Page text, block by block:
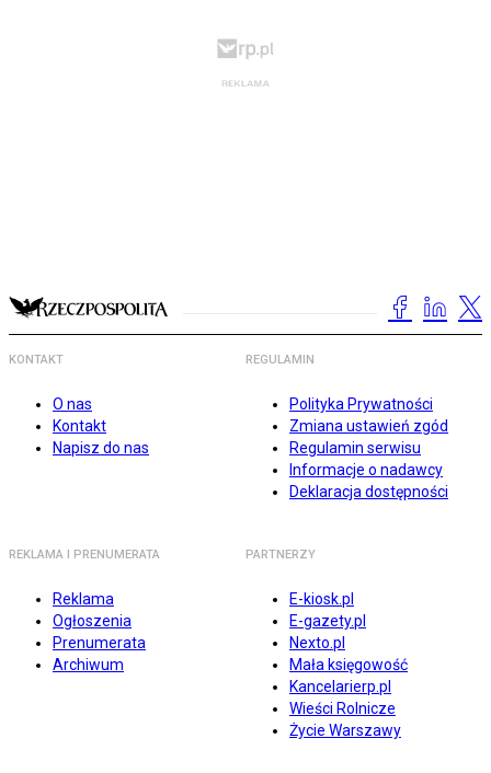
KONTAKT
O nas
Kontakt
Napisz do nas
REGULAMIN
Polityka Prywatności
Zmiana ustawień zgód
Regulamin serwisu
Informacje o nadawcy
Deklaracja dostępności
REKLAMA I PRENUMERATA
Reklama
Ogłoszenia
Prenumerata
Archiwum
PARTNERZY
E-kiosk.pl
E-gazety.pl
Nexto.pl
Mała księgowość
Kancelarierp.pl
Wieści Rolnicze
Życie Warszawy